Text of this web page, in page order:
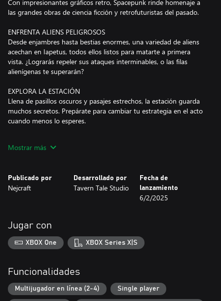
Con impresionantes gráficos retro, Spacepunk rinde homenaje a
las grandes obras de ciencia ficción y retrofuturistas del pasado.
ENFRENTA ALIENS PELIGROSOS
Desde enjambres hasta bestias enormes, una variedad de aliens
acechan en Iapetus, todos ellos listos para matarte a primera
vista. ¿Lograrás repeler sus ataques interminables, o las filas
alienígenas te superarán?
EXPLORA LA ESTACIÓN
Llena de pasillos oscuros y pasajes estrechos, la estación guarda
muchos secretos. Prepárate para cambiar tu estrategia en el acto
cuando menos lo esperes.
Sobrevive a la incursión alienígena solo o con otros astronautas.
Mostrar más
Publicado por
Nejcraft
Desarrollado por
Tavern Tale Studio
Fecha de
lanzamiento
6/2/2025
Jugar con
XBOX One XBOX Series X|S
Funcionalidades
Multijugador en línea (2-4) Single player